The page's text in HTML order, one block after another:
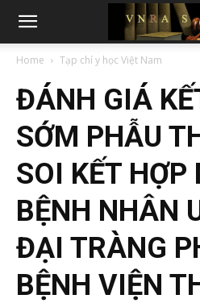
Home Tạp chí y học Việt Nam
ĐÁNH GIÁ
SỚM PHẪU
SOI KẾT HỢP
BỆNH NHÂN
ĐẠI TRÀNG
BỆNH VIỆN